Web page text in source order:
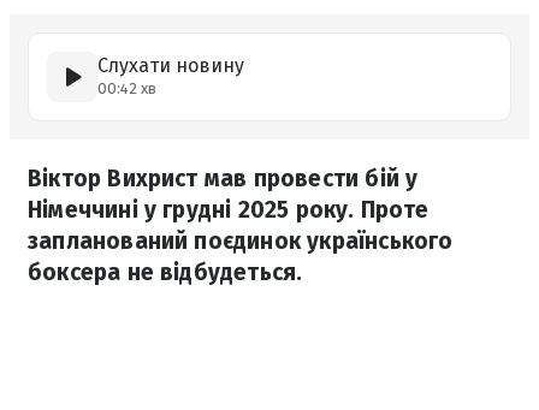
Слухати новину
00:42 хв
Віктор Вихрист мав провести бій у
Німеччині у грудні 2025 року. Проте
запланований поєдинок українського
боксера не відбудеться.